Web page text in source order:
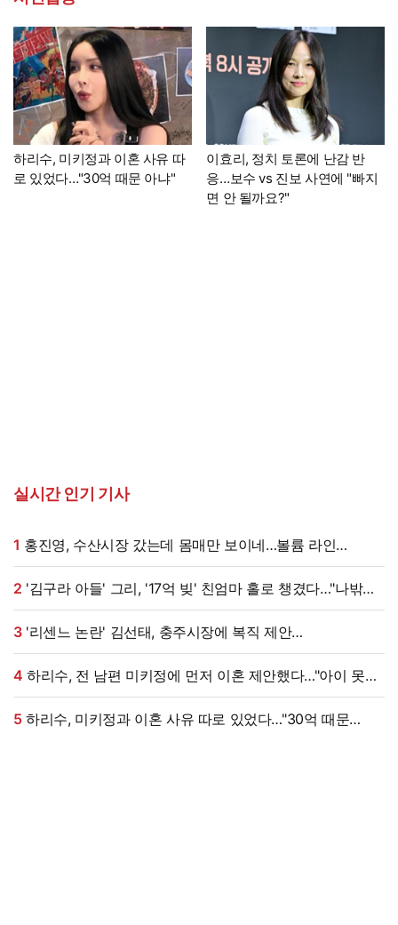
하리수, 미키정과 이혼 사유 따
로 있었다…"30억 때문 아냐"
이효리, 정치 토론에 난감 반
응…보수 vs 진보 사연에 "빠지
면 안 될까요?"
실시간 인기 기사
1
'시선강탈'
2
없어, 연락 꾸준히 하는 중"
3'리센느 논란' 김선태, 충주시장에 복직 제안
받았다…"돌아올 생각 있냐" 수척 근황까지 [엑's 이슈]
4 하리수, 전 남편 미키정에 먼저 이혼 제안했다…"아이 못
낳는 미안함 늘 있어" (이중생활)[종합]
5하리수, 미키정과 이혼 사유 따로 있었다…"30억 때문